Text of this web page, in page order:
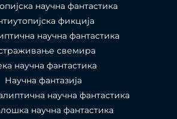
научна фантастика
фикција
научна фантастика
свемира
научна фантастика
Научна фантазија
научна фантастика
научна фантастика